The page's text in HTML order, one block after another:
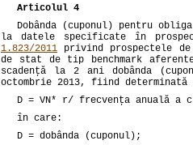
Articolul 4
Dobânda (cuponul) pentru
la datele specificate în
1.823/2011 privind prospectele
de stat de tip benchmark
scadenţă la 2 ani dobânda
octombrie 2013, fiind determinată
D = VN* r/ frecvenţa anuală a
în care:
D = dobânda (cuponul);